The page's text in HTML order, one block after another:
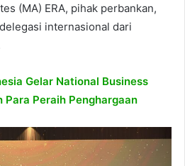
(MA) ERA, pihak perbankan,
internasional dari
Gelar National Business
Peraih Penghargaan